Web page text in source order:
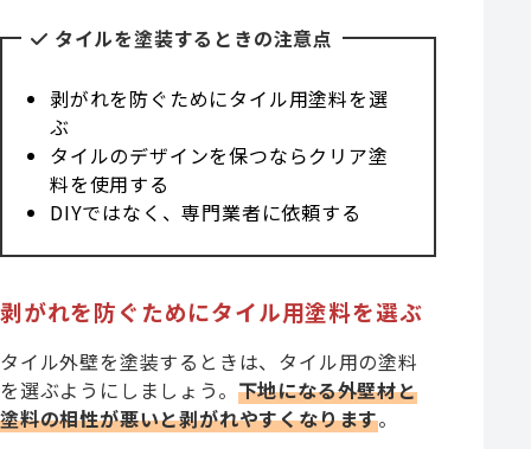
タイルを塗装するときの注意点
剥がれを防ぐためにタイル用塗料を選
ぶ
タイルのデザインを保つならクリア塗
料を使用する
DIYではなく、専門業者に依頼する
剥がれを防ぐためにタイル用塗料を選ぶ
タイル外壁を塗装するときは、タイル用の塗料
を選ぶようにしましょう。 下地になる外壁材と
塗料の相性が悪いと剥がれやすくなります。